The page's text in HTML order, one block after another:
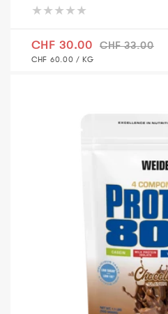
CHF 33.00
Verkaufspreis
CHF 30.00
GRUNDPREIS
CHF 60.00 / PRO
KG